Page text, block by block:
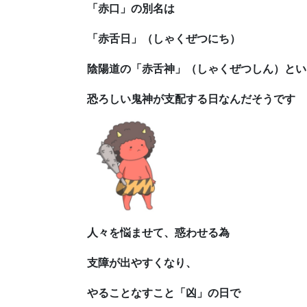
「赤口」の別名は
「赤舌日」（しゃくぜつにち）
陰陽道の「赤舌神」（しゃくぜつしん）と
恐ろしい鬼神が支配する日なんだそうです
人々を悩ませて、惑わせる為
支障が出やすくなり、
やることなすこと「凶」の日で